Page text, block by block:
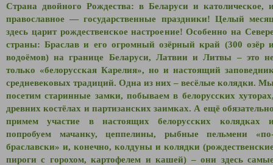
Страна двойного Рождества: в Беларуси и католическое,
православное — государственные праздники! Целый
здесь царит рождественское настроение! Особенно на
страны: Браслав и его огромный озёрный край (300 озёр
водоёмов) на границе Беларуси, Латвии и Литвы – это
только «белорусская Карелия», но и настоящий
средневековых традиций. Одна из них – весёлые колядки.
посетим старинные замки, побываем в белорусских
древних костёлах и партизанских заимках. А ещё
примем участие в настоящих белорусских колядках
попробуем мачанку, цеппелины, рыбные пельмени
браславски» и, конечно, колдуны и колядки
пироги с горохом, картофелем и кашей) – они здесь